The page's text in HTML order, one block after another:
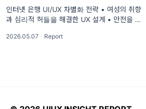
...
인터넷 은행 UI/UX 차별화 전략 • 여성의 취향
과 심리적 허들을 해결한 UX 설계 • 안전을 위
동향 같은 은행 앱인데, 왜 이렇게 다른 걸까
2026.05.07 · Report